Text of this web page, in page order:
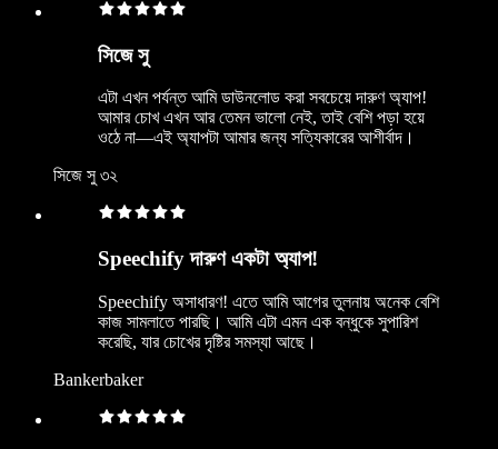
সিজে সু
এটা এখন পর্যন্ত আমি ডাউনলোড করা সবচেয়ে দারুণ অ্যাপ!
আমার চোখ এখন আর তেমন ভালো নেই, তাই বেশি পড়া হয়ে
ওঠে না—এই অ্যাপটা আমার জন্য সত্যিকারের আশীর্বাদ।
সিজে সু ৩২
Speechify দারুণ একটা অ্যাপ!
Speechify অসাধারণ! এতে আমি আগের তুলনায় অনেক বেশি
কাজ সামলাতে পারছি। আমি এটা এমন এক বন্ধুকে সুপারিশ
করেছি, যার চোখের দৃষ্টির সমস্যা আছে।
Bankerbaker